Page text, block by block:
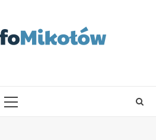
PRIMARY